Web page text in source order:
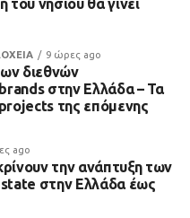
του νησιού θα γίνει
9 ώρες ago
διεθνών
στην Ελλάδα – Τα
της επόμενης
ago
την ανάπτυξη των
στην Ελλάδα έως